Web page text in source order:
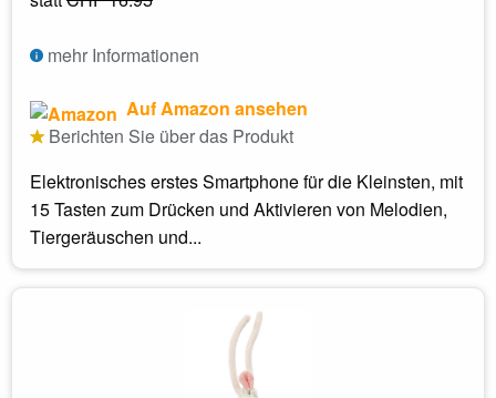
mehr Informationen
Auf Amazon ansehen
Berichten Sie über das Produkt
Elektronisches erstes Smartphone für die Kleinsten, mit
15 Tasten zum Drücken und Aktivieren von Melodien,
Tiergeräuschen und...